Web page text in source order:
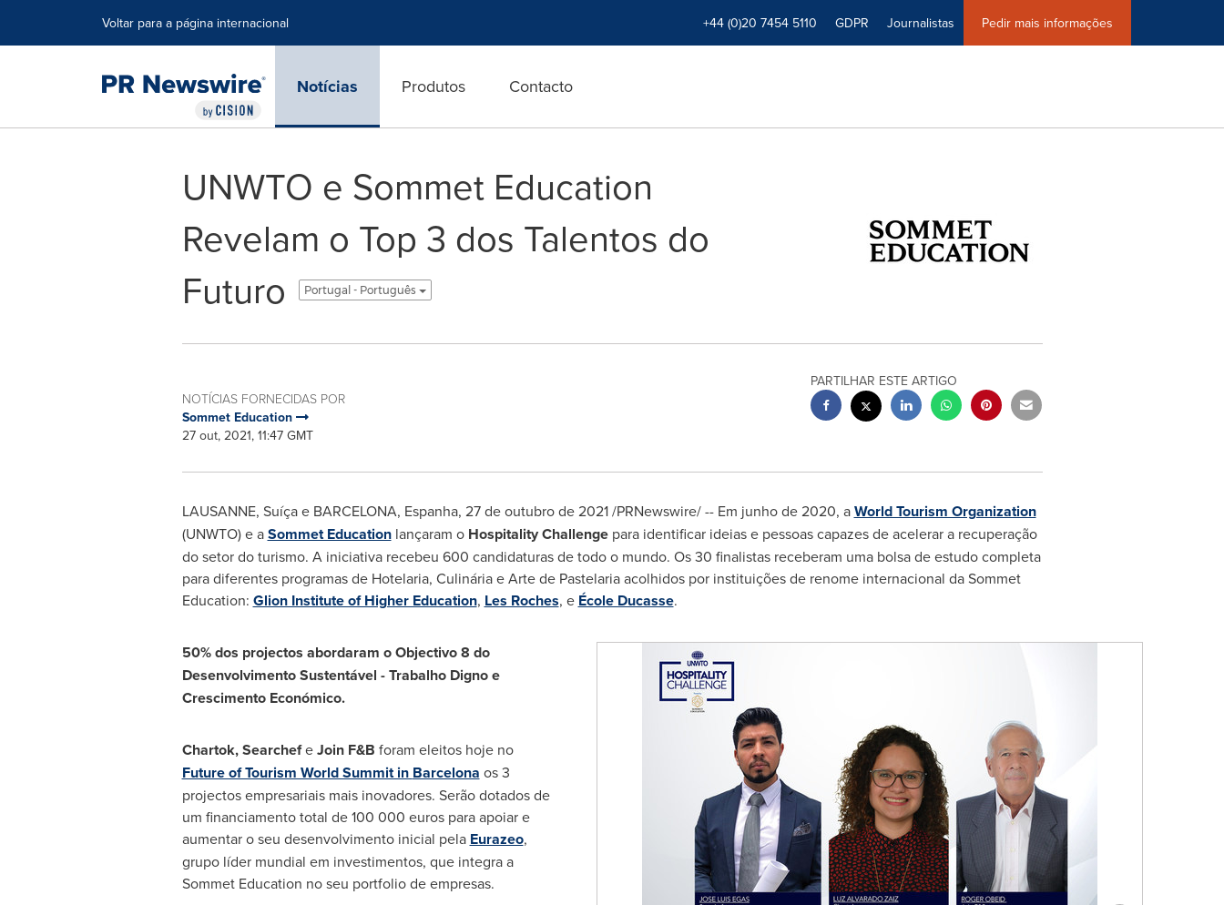
Voltar para a página internacional +44 (0)20 7454 5110 GDPR Journalistas Pedir mais informações
Notícias Produtos Contacto
UNWTO e Sommet Education
Revelam o Top 3 dos Talentos do
Futuro
Portugal - Português
NOTÍCIAS FORNECIDAS POR
Sommet Education
27 out, 2021, 11:47 GMT
PARTILHAR ESTE ARTIGO
LAUSANNE, Suíça e BARCELONA, Espanha, 27 de outubro de 2021/PRNewswire/ -- Em junho de 2020, aWorld Tourism Organization
(UNWTO) e aSommet Educationlançaram o Hospitality Challengepara identificar ideias e pessoas capazes de acelerar a recuperação
do setor do turismo. A iniciativa recebeu 600 candidaturas de todo o mundo. Os 30 finalistas receberam uma bolsa de estudo completa
para diferentes programas de Hotelaria, Culinária e Arte de Pastelaria acolhidos por instituições de renome internacional da Sommet
Education: Glion Institute of Higher Education, Les Roches, e École Ducasse.
50% dos projectos abordaram o Objectivo 8 do
Desenvolvimento Sustentável - Trabalho Digno e
Crescimento Económico.
Chartok, SearchefeJoin F&B foram eleitos hoje no
Future of Tourism World Summit in Barcelona os 3
projectos empresariais mais inovadores. Serão dotados de
um financiamento total de 100 000 eurospara apoiar e
aumentar o seu desenvolvimento inicial pela Eurazeo,
grupo líder mundial em investimentos, que integra a
Sommet Education no seu portfolio de empresas.